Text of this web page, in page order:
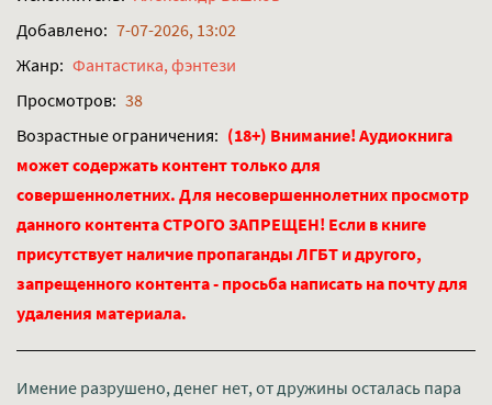
Добавлено: 7-07-2026, 13:02
Жанр: Фантастика, фэнтези
Просмотров: 38
Возрастные ограничения: (18+) Внимание! Аудиокнига
может содержать контент только для
совершеннолетних. Для несовершеннолетних просмотр
данного контента СТРОГО ЗАПРЕЩЕН! Если в книге
присутствует наличие пропаганды ЛГБТ и другого,
запрещенного контента - просьба написать на почту для
удаления материала.
Имение разрушено, денег нет, от дружины осталась пара